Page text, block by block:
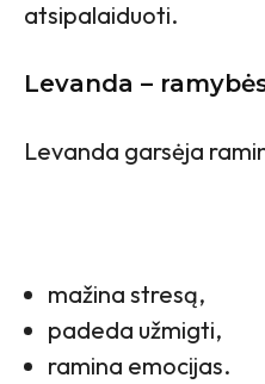
atsipalaiduoti.
Levanda –
Levanda garsėja
mažina stresą,
padeda užmigti,
ramina emocijas.